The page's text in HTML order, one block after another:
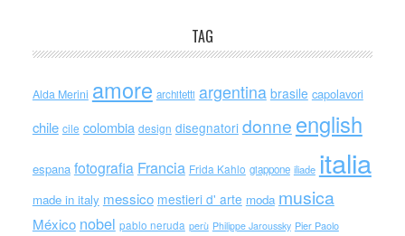
TAG
Alda Merini amore architetti argentina brasile capolavori
chile cile colombia design disegnatori donne english
espana fotografia Francia Frida Kahlo giappone iliade italia
made in italy messico mestieri d' arte moda musica
México nobel pablo neruda perù Philippe Jaroussky Pier Paolo